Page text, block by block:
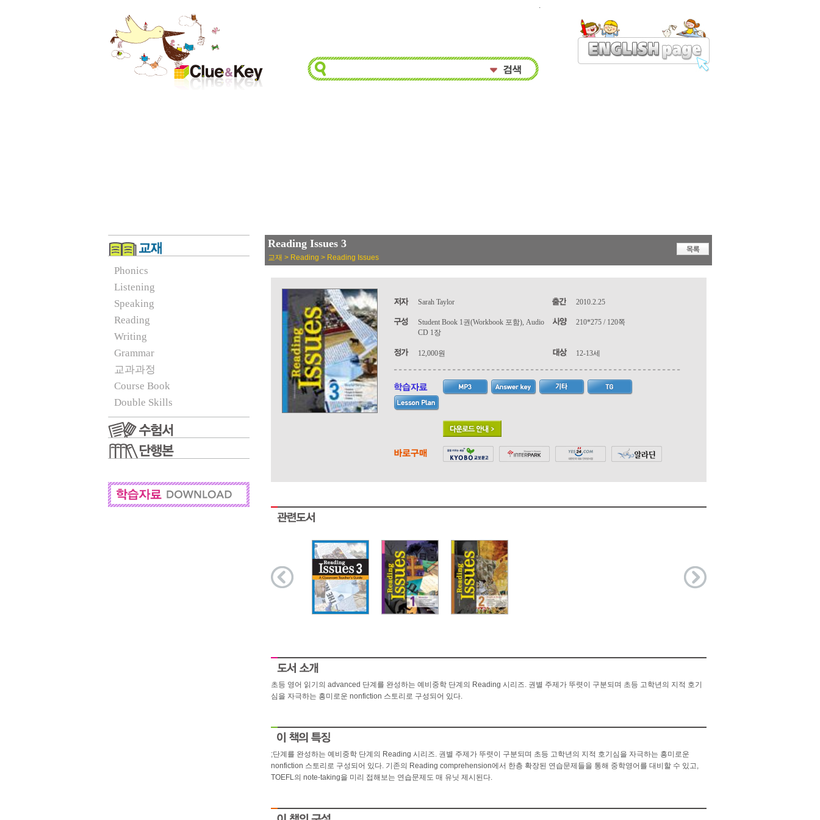
.
Phonics
Listening
Speaking
Reading
Writing
Grammar
교과과정
Course Book
Double Skills
Reading Issues 3
교재 > Reading > Reading Issues
Sarah Taylor 2010.2.25
Student Book 1권(Workbook 포함), Audio
CD 1장
210*275 / 120쪽
12,000원 12-13세
초등 영어 읽기의 advanced 단계를 완성하는 예비중학 단계의 Reading 시리즈. 권별 주제가 뚜렷이 구분되며 초등 고학년의 지적 호기
심을 자극하는 흥미로운 nonfiction 스토리로 구성되어 있다.
;단계를 완성하는 예비중학 단계의 Reading 시리즈. 권별 주제가 뚜렷이 구분되며 초등 고학년의 지적 호기심을 자극하는 흥미로운
nonfiction 스토리로 구성되어 있다. 기존의 Reading comprehension에서 한층 확장된 연습문제들을 통해 중학영어를 대비할 수 있고,
TOEFL의 note-taking을 미리 접해보는 연습문제도 매 유닛 제시된다.